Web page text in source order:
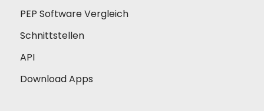
PEP Software Vergleich
Schnittstellen
API
Download Apps